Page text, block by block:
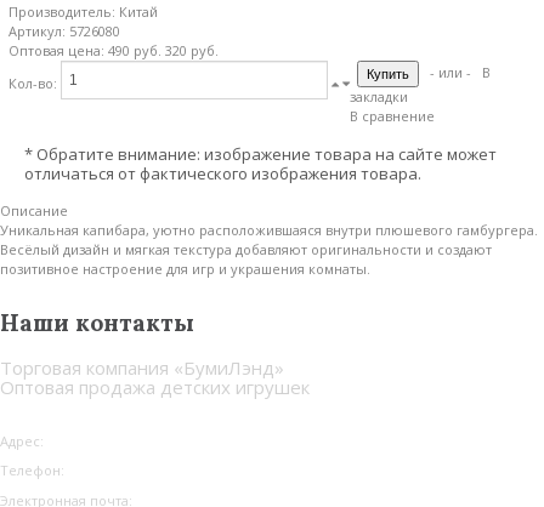
Производитель: Китай
Артикул: 5726080
Оптовая цена: 490 руб. 320 руб.
Кол-во:
- или -
В
закладки
В сравнение
* Обратите внимание: изображение товара на сайте может
отличаться от фактического изображения товара.
Описание
Уникальная капибара, уютно расположившаяся внутри плюшевого гамбургера.
Весёлый дизайн и мягкая текстура добавляют оригинальности и создают
позитивное настроение для игр и украшения комнаты.
Наши контакты
Торговая компания «БумиЛэнд»
Оптовая продажа детских игрушек
Адрес:
Телефон:
Электронная почта: